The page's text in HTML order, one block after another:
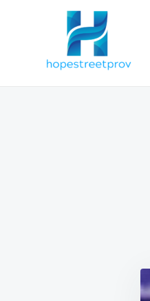
Tìm
kiếm
cho: